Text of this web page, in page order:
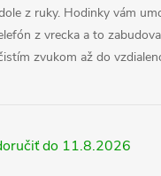
z ruky. Hodinky vám
z vrecka a to
zvukom až do
11.8.2026